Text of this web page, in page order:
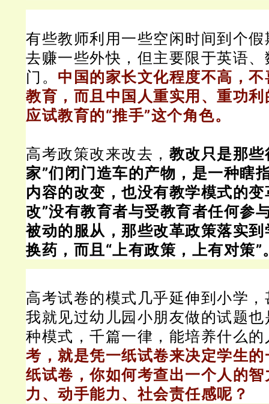
有些教师利用一些空闲时间到个
去赚一些外快，但主要限于英语
门。 中国的家长文化程度不高，
教育，而且中国人重实用、重功
应试教育的“推手”这个角色。
高考政策改来改去， 教改只是那
家”们闭门造车的产物，是一种瞎
内容的改变，也没有教学模式的变
改”没有教育者与受教育者任何参
被动的服从，那些改革政策落实
换药，而且“上有政策，上有对策”
高考试卷的模式几乎延伸到小学
我就见过幼儿园小朋友做的试题
种模式，千篇一律，能培养什么的
考，就是凭一纸试卷来决定学生
纸试卷，你如何考查出一个人的
力、动手能力、社会责任感呢？